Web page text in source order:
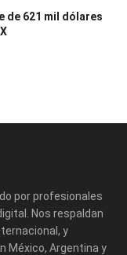
de 621 mil dólares
por profesionales
Nos respaldan
y
México, Argentina y